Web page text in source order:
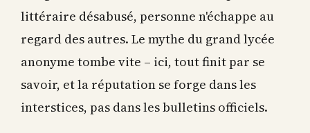
littéraire désabusé, personne n'échappe au
regard des autres. Le mythe du grand lycée
anonyme tombe vite – ici, tout finit par se
savoir, et la réputation se forge dans les
interstices, pas dans les bulletins officiels.